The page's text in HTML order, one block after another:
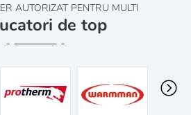
AUTORIZAT PENTRU MULTI
de top